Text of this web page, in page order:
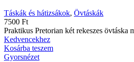
Táskák és hátizsákok, Övtáskák
7500 Ft
Praktikus Pretorian két rekeszes övtáska
Kedvencekhez
Kosárba teszem
Gyorsnézet